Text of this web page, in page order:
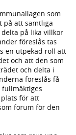
som
på att samtliga
på lika villkor
föreslås tas
en utpekad roll att
och att den som
och delta i
föreslås få
fullmäktiges
för att
forum för den